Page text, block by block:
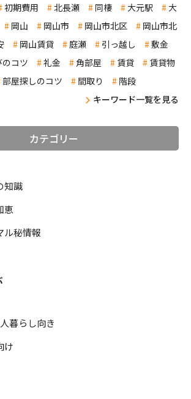
初期費用 北長瀬 同棲 大元駅
大
岡山 岡山市 岡山市北区
岡山市北
岡山賃貸 庭瀬 引っ越し
敷金
コツ 礼金 角部屋 賃貸
賃貸物
部屋探しのコツ 間取り
階段
キーワード一覧を見る
カテゴリー
知識
恵
ル秘情報
暮らし向き
け